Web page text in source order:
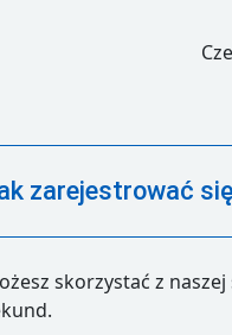
zarejestrować
skorzystać z